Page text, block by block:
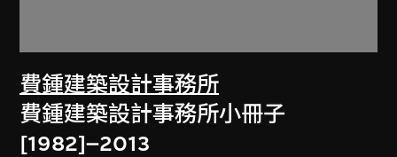
費鍾建築設計事務所
費鍾建築設計事務所小冊子
[1982]–2013